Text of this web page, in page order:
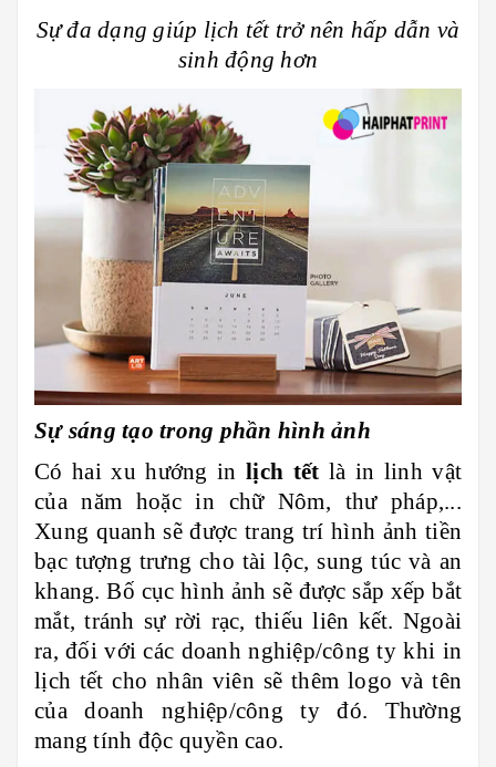
Sự đa dạng giúp lịch tết trở nên hấp dẫn và
sinh động hơn
Sự sáng tạo trong phần hình ảnh
Có hai xu hướng in lịch tết là in linh vật
của năm hoặc in chữ Nôm, thư pháp,...
Xung quanh sẽ được trang trí hình ảnh tiền
bạc tượng trưng cho tài lộc, sung túc và an
khang. Bố cục hình ảnh sẽ được sắp xếp bắt
mắt, tránh sự rời rạc, thiếu liên kết. Ngoài
ra, đối với các doanh nghiệp/công ty khi in
lịch tết cho nhân viên sẽ thêm logo và tên
của doanh nghiệp/công ty đó. Thường
mang tính độc quyền cao.